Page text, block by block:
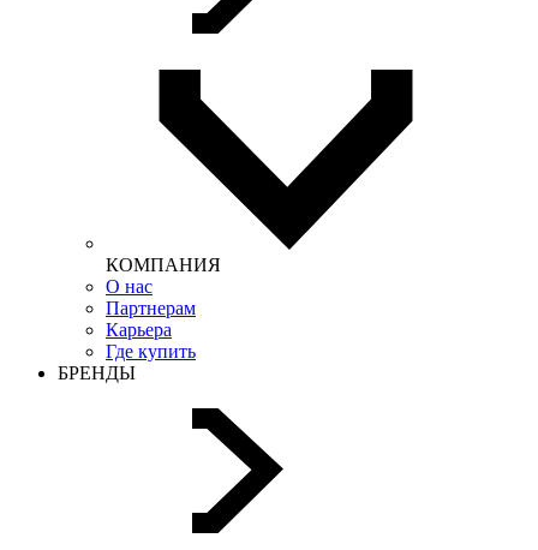
КОМПАНИЯ
О нас
Партнерам
Карьера
Где купить
БРЕНДЫ